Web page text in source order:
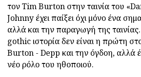
τον Tim Burton στην ταινία του
Johnny έχει παίξει όχι μόνο ένα
αλλά και την παραγωγή της
gothic ιστορία δεν είναι η πρώτη
Burton - Depp και την όγδοη, αλλά
νέο ρόλο του ηθοποιού.